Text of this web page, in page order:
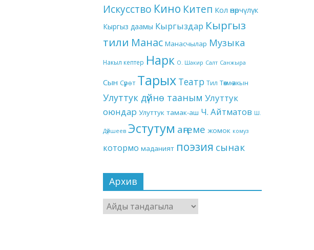
Искусство Кино Китеп Кол өнөрчүлүк
Кыргыз даамы Кыргыздар Кыргыз
тили Манас Манасчылар Музыка
Накыл кептер Нарк О. Шакир Салт Санжыра
Сын Сүрөт Тарых Театр Тил Төкмө акын
Улуттук дүйнө тааным Улуттук
оюндар Улуттук тамак-аш Ч. Айтматов Ш.
Дүйшеев Эстутум аңгеме жомок комуз
котормо маданият поэзия сынак
Архив
Архив